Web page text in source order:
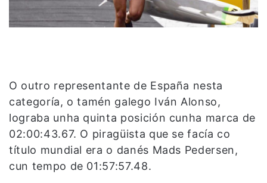
O outro representante de España nesta
categoría, o tamén galego Iván Alonso,
lograba unha quinta posición cunha marca de
02:00:43.67. O piragüista que se facía co
título mundial era o danés Mads Pedersen,
cun tempo de 01:57:57.48.